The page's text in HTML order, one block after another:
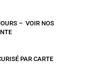
– VOIR NOS
PAR CARTE